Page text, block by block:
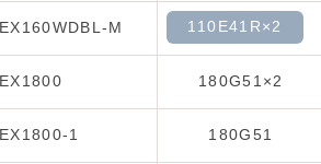
EX160WDBL-M 110E41R×2
EX1800 180G51×2
EX1800-1 180G51